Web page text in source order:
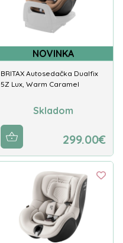
NOVINKA
BRITAX Autosedačka Dualfix
5Z Lux, Warm Caramel
Skladom
299.00€